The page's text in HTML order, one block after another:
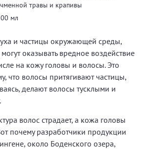
травы и крапивы
мл
и частицы окружающей среды,
оказывать вредное воздействие
на кожу головы и волосы. Это
что волосы притягивают частицы,
делают волосы тусклыми и
волос страдает, а кожа головы
почему разработчики продукции
около Боденского озера,